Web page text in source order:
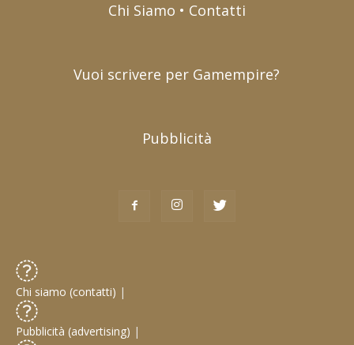
Chi Siamo • Contatti
Vuoi scrivere per Gamempire?
Pubblicità
Chi siamo (contatti) |
Pubblicità (advertising) |